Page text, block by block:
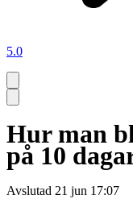
5.0
Hur man
på 10
Avslutad 21 jun 17:07